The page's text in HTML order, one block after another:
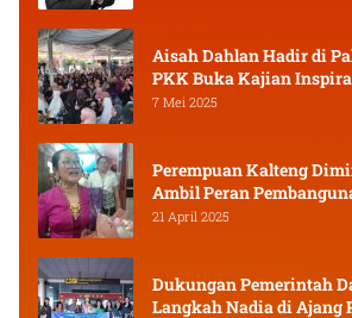
Aisah Dahlan Hadir di
PKK Buka Kajian
7 Mei 2025
Perempuan Kalteng
Ambil Peran
21 April 2025
Dukungan Pemerintah
Langkah Nadia di Ajang